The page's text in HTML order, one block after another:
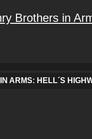
Brothers in
ARMS: HELL´S